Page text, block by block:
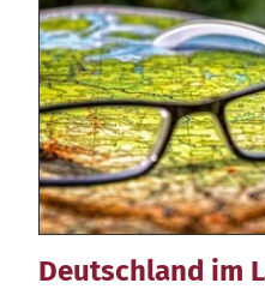
Deutschland im